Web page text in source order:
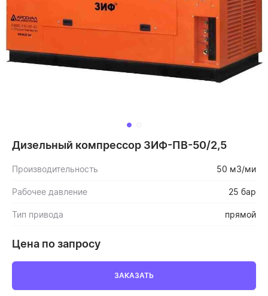
Дизельный компрессор ЗИФ-ПВ-50/2,5
Производительность 50 м3/ми
Рабочее давление 25 бар
Тип привода прямой
Цена по запросу
ЗАКАЗАТЬ